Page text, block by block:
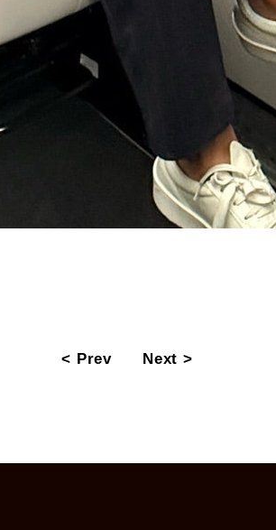
< Prev Next >